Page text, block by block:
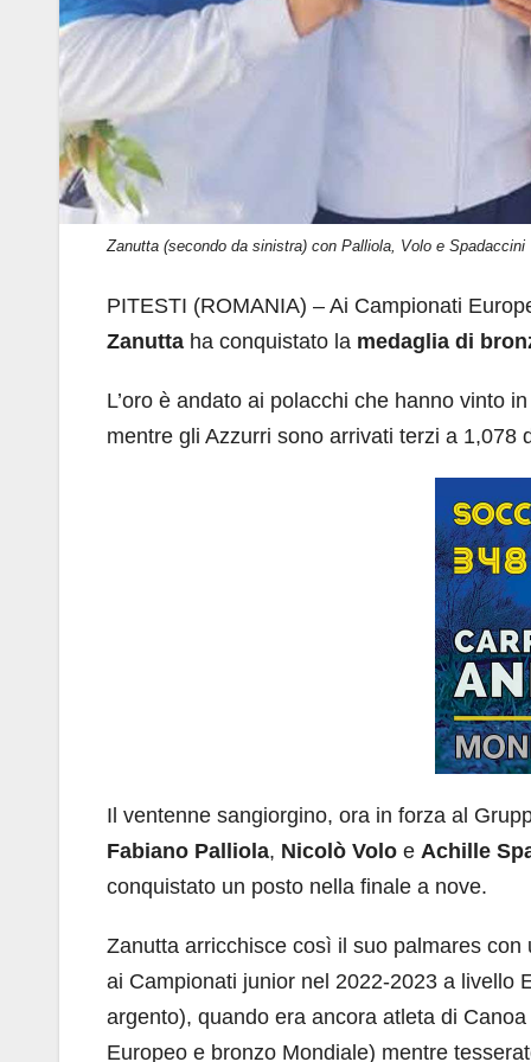
Zanutta (secondo da sinistra) con Palliola, Volo e Spadaccini
PITESTI (ROMANIA) – Ai Campionati
Zanutta ha conquistato la medaglia di
L’oro è andato ai polacchi che hanno vinto
mentre gli Azzurri sono arrivati terzi a 1,078
Il ventenne sangiorgino, ora in forza al
Fabiano Palliola, Nicolò Volo e Achille
conquistato un posto nella finale a nove.
Zanutta arricchisce così il suo palmares
ai Campionati junior nel 2022-2023 a livello
argento), quando era ancora atleta di
Europeo e bronzo Mondiale) mentre